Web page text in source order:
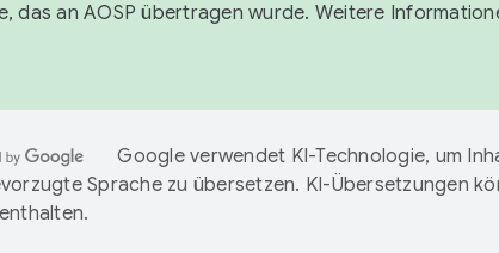
das an AOSP übertragen wurde. Weitere
Google verwendet KI-Technologie, um
Sprache zu übersetzen. KI-Übersetzungen